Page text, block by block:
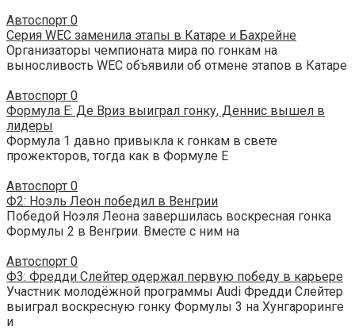
Автоспорт 0
Серия WEC заменила этапы в Катаре и Бахрейне
Организаторы чемпионата мира по гонкам на
выносливость WEC объявили об отмене этапов в Катаре
Автоспорт 0
Формула E: Де Вриз выиграл гонку, Деннис вышел в
лидеры
Формула 1 давно привыкла к гонкам в свете
прожекторов, тогда как в Формуле E
Автоспорт 0
Ф2: Ноэль Леон победил в Венгрии
Победой Ноэля Леона завершилась воскресная гонка
Формулы 2 в Венгрии. Вместе с ним на
Автоспорт 0
Ф3: Фредди Слейтер одержал первую победу в карьере
Участник молодёжной программы Audi Фредди Слейтер
выиграл воскресную гонку Формулы 3 на Хунгароринге
и